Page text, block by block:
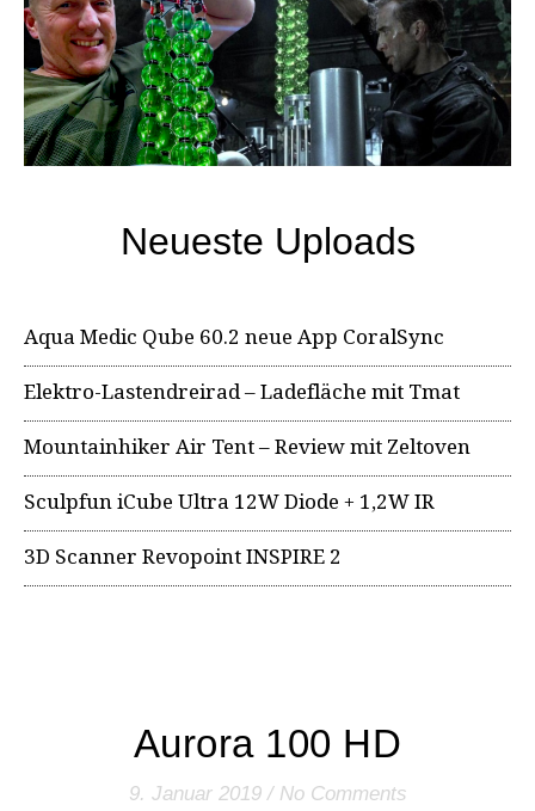
Neueste Uploads
Aqua Medic Qube 60.2 neue App CoralSync
Elektro-Lastendreirad – Ladefläche mit Tmat
Mountainhiker Air Tent – Review mit Zeltoven
Sculpfun iCube Ultra 12W Diode + 1,2W IR
3D Scanner Revopoint INSPIRE 2
Aurora 100 HD
9. Januar 2019 / No Comments